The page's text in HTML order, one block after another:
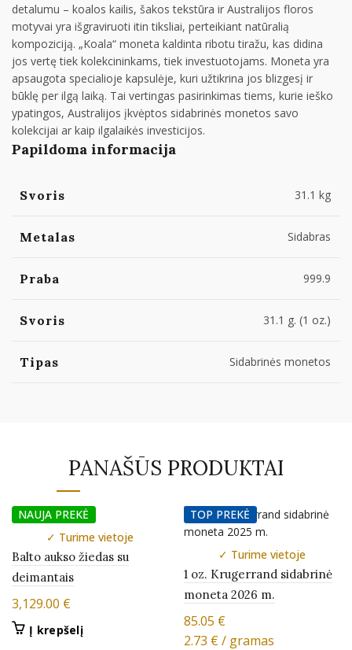
detalumu – koalos kailis, šakos tekstūra ir Australijos floros
motyvai yra išgraviruoti itin tiksliai, perteikiant natūralią
kompoziciją. „Koala“ moneta kaldinta ribotu tiražu, kas didina
jos vertę tiek kolekcininkams, tiek investuotojams. Moneta yra
apsaugota specialioje kapsulėje, kuri užtikrina jos blizgesį ir
būklę per ilgą laiką. Tai vertingas pasirinkimas tiems, kurie ieško
ypatingos, Australijos įkvėptos sidabrinės monetos savo
kolekcijai ar kaip ilgalaikės investicijos.
Papildoma informacija
Svoris 31.1 kg
Metalas Sidabras
Praba 999.9
Svoris 31.1 g. (1 oz.)
Tipas Sidabrinės monetos
PANAŠŪS PRODUKTAI
NAUJA PREKĖ
✓ Turime vietoje
Balto aukso žiedas su
deimantais
3,129.00 €
Į krepšelį
TOP PREKĖ
✓ Turime vietoje
1 oz. Krugerrand sidabrinė
moneta 2026 m.
85.05 €
2.73 €/ gramas